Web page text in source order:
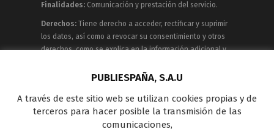
Finalidades: Comunicación y prestación del servicio.
Derechos: Tiene derecho a acceder, rectificar y suprimir
los datos, así como a revocar su consentimiento y otros
derechos, como se explica en la información adicional y
Publiespaña es empresa de Mediaset España
concesionaria del espacio publicitario de sus siete
canales en abierto: Telecinco, Cuatro, Factoría de Ficción,
PUBLIESPAÑA, S.A.U
A través de este sitio web se utilizan cookies propias y de
terceros para hacer posible la transmisión de las
comunicaciones,